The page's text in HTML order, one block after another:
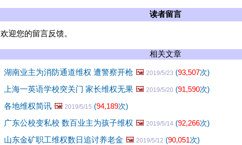
读者留言
欢迎您的留言反馈。
相关文章
湖南业主为消防通道维权 遭警察开枪 🖼️ 2019/5/23 (93,507次)
上海一英语学校突关门 家长维权无果 🖼️ 2019/5/20 (91,590次)
各地维权简讯 🖼️ 2019/5/15 (94,189次)
广东公校变私校 数百业主为孩子维权 🖼️ 2019/5/14 (92,266次)
山东金矿职工维权数日追讨养老金 🖼️ 2019/5/12 (90,051次)